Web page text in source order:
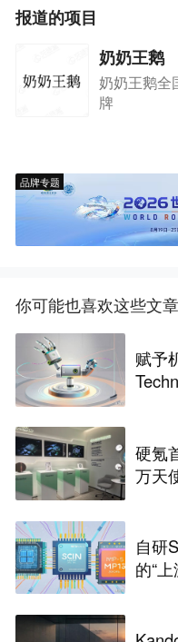
报道的项目
奶奶王鹅
奶奶王鹅全
牌
品牌专题
你可能也喜欢这些文章
赋予
硬氪
万天
自研
的“